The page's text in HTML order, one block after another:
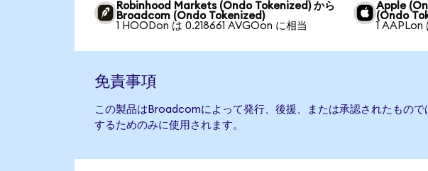
Robinhood Markets (Ondo Tokenized) から
Broadcom (Ondo Tokenized)
1 HOODon は 0.218661 AVGOon に相当
Apple
(Ondo
1 AAPLon
免責事項
この製品はBroadcomによって発行、後援、または承認されたもの
するためのみに使用されます。